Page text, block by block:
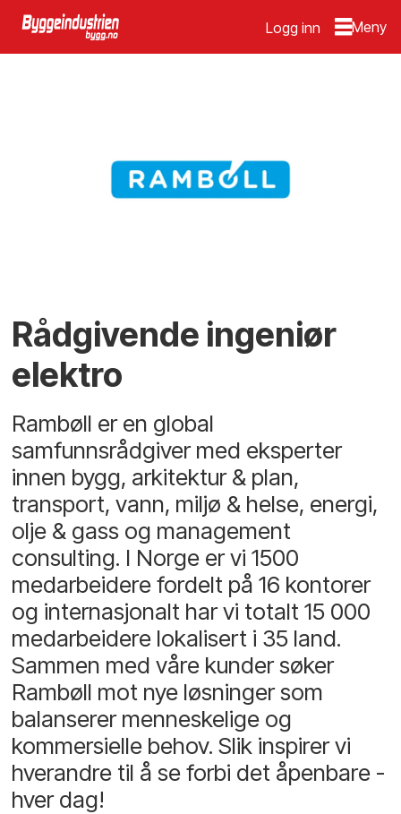
Logg inn
Rådgivende ingeniør
elektro
Rambøll er en global
samfunnsrådgiver med eksperter
innen bygg, arkitektur & plan,
transport, vann, miljø & helse, energi,
olje & gass og management
consulting. I Norge er vi 1500
medarbeidere fordelt på 16 kontorer
og internasjonalt har vi totalt 15 000
medarbeidere lokalisert i 35 land.
Sammen med våre kunder søker
Rambøll mot nye løsninger som
balanserer menneskelige og
kommersielle behov. Slik inspirer vi
hverandre til å se forbi det åpenbare -
hver dag!